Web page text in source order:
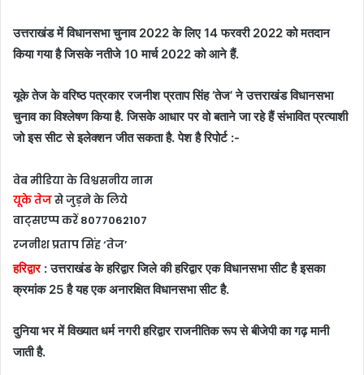
उत्तराखंड में विधानसभा चुनाव 2022 के लिए 14 फरवरी 2022 को मतदान
किया गया है जिसके नतीजे 10 मार्च 2022 को आने हैं.
यूके तेज के वरिष्ठ पत्रकार रजनीश प्रताप सिंह ‘तेज’ ने उत्तराखंड विधानसभा
चुनाव का विश्लेषण किया है. जिसके आधार पर वो बताने जा रहे हैं संभावित प्रत्याशी
जो इस सीट से इलेक्शन जीत सकता है. पेश है रिपोर्ट :-
वेब मीडिया के विश्वसनीय नाम
यूके तेजसे जुड़ने के लिये
वाट्सएप्प करें 8077062107
रजनीश प्रताप सिंह ‘तेज’
हरिद्वार: उत्तराखंड के हरिद्वार जिले की हरिद्वार एक विधानसभा सीट है इसका
क्रमांक 25 है यह एक अनारक्षित विधानसभा सीट है.
दुनिया भर में विख्यात धर्म नगरी हरिद्वार राजनीतिक रूप से बीजेपी का गढ़ मानी
जाती है.